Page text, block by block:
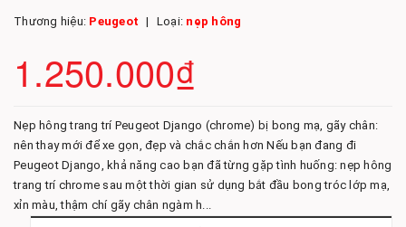
Thương hiệu: Peugeot Loại: nẹp hông
1.250.000₫
Nẹp hông trang trí Peugeot Django (chrome) bị bong mạ, gãy chân:
nên thay mới để xe gọn, đẹp và chắc chắn hơn Nếu bạn đang đi
Peugeot Django, khả năng cao bạn đã từng gặp tình huống: nẹp hông
trang trí chrome sau một thời gian sử dụng bắt đầu bong tróc lớp mạ,
xỉn màu, thậm chí gãy chân ngàm h...